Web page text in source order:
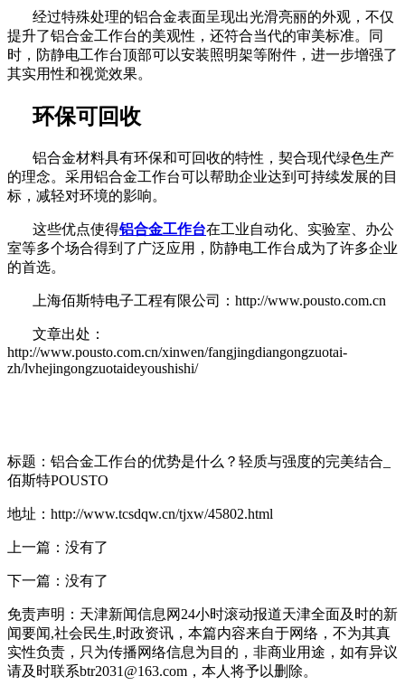
经过特殊处理的铝合金表面呈现出光滑亮丽的外观，不仅
提升了铝合金工作台的美观性，还符合当代的审美标准。同
时，防静电工作台顶部可以安装照明架等附件，进一步增强了
其实用性和视觉效果。
环保可回收
铝合金材料具有环保和可回收的特性，契合现代绿色生产
的理念。采用铝合金工作台可以帮助企业达到可持续发展的目
标，减轻对环境的影响。
这些优点使得铝合金工作台在工业自动化、实验室、办公
室等多个场合得到了广泛应用，防静电工作台成为了许多企业
的首选。
上海佰斯特电子工程有限公司：http://www.pousto.com.cn
文章出处：
http://www.pousto.com.cn/xinwen/fangjingdiangongzuotai-
zh/lvhejingongzuotaideyoushishi/
标题：铝合金工作台的优势是什么？轻质与强度的完美结合_
佰斯特POUSTO
地址：http://www.tcsdqw.cn/tjxw/45802.html
上一篇：没有了
下一篇：没有了
免责声明：天津新闻信息网24小时滚动报道天津全面及时的新
闻要闻,社会民生,时政资讯，本篇内容来自于网络，不为其真
实性负责，只为传播网络信息为目的，非商业用途，如有异议
请及时联系btr2031@163.com，本人将予以删除。